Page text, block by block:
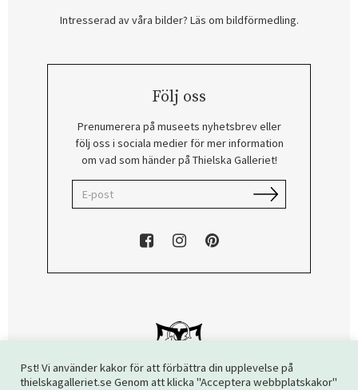
Intresserad av våra bilder? Läs om bildförmedling.
Följ oss
Prenumerera på museets nyhetsbrev eller
följ oss i sociala medier för mer information
om vad som händer på Thielska Galleriet!
Pst! Vi använder kakor för att förbättra din upplevelse på
thielskagalleriet.se Genom att klicka "Acceptera webbplatskakor"